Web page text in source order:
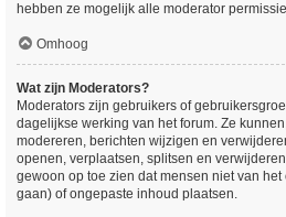
hebben ze mogelijk alle moderator
Omhoog
Wat zijn Moderators?
Moderators zijn gebruikers of
dagelijkse werking van het forum. Ze
modereren, berichten wijzigen en
openen, verplaatsen, splitsen en
gewoon op toe zien dat mensen niet van
gaan) of ongepaste inhoud plaatsen.